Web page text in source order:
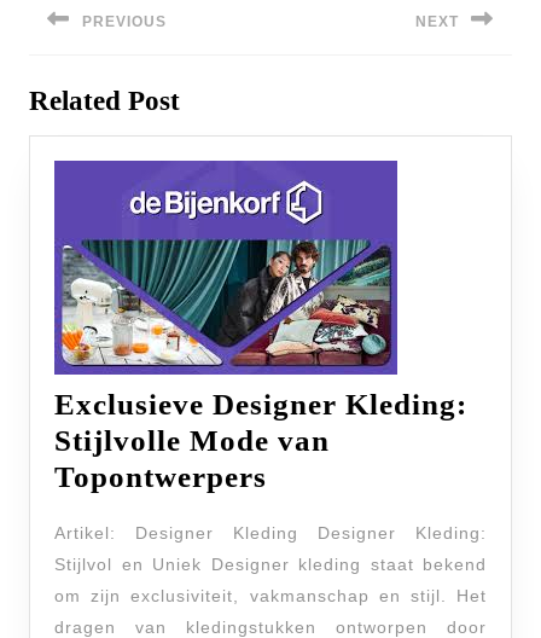
navigatie
PREVIOUS
post:
NEXT
Related Post
Exclusieve Designer Kleding:
Stijlvolle Mode van
Topontwerpers
Kleding:
Stijlvolle
Mode
Artikel: Designer Kleding Designer Kleding:
Stijlvol en Uniek Designer kleding staat bekend
om zijn exclusiviteit, vakmanschap en stijl. Het
dragen van kledingstukken ontworpen door